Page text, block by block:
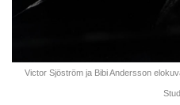
Victor Sjöström ja Bibi Andersson